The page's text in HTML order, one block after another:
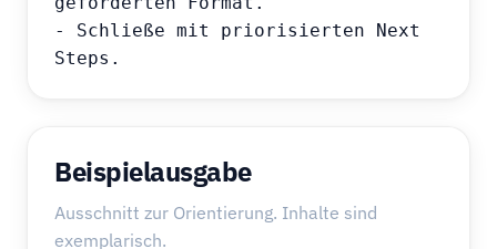
- Schließe mit priorisierten Next
Steps.
Beispielausgabe
Ausschnitt zur Orientierung. Inhalte sind
exemplarisch.